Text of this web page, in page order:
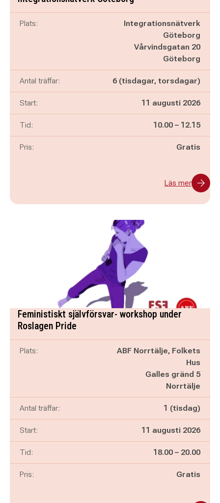
Plats:
Integrationsnätverk
Göteborg
Vårvindsgatan 20
Göteborg
Antal träffar: 6 (tisdagar, torsdagar)
Start: 11 augusti 2026
Tid: Pågår mellan
10.00 – och
12.15
Pris: Gratis
Läs mer
Feministiskt självförsvar- workshop under
Roslagen Pride
Plats:
ABF Norrtälje, Folkets
Hus
Galles gränd 5
Norrtälje
Antal träffar: 1 (tisdag)
Start: 11 augusti 2026
Tid: Pågår mellan
18.00 – och
20.00
Pris: Gratis